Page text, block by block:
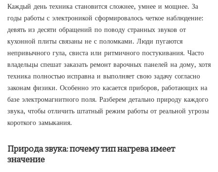
Каждый день техника становится сложнее, умнее и мощнее. За
годы работы с электроникой сформировалось четкое наблюдение:
девять из десяти обращений по поводу странных звуков от
кухонной плиты связаны не с поломками. Люди пугаются
непривычного гула, свиста или ритмичного постукивания. Часто
владельцы спешат заказать ремонт варочных панелей на дому, хотя
техника полностью исправна и выполняет свою задачу согласно
законам физики. Особенно это касается приборов, работающих на
базе электромагнитного поля. Разберем детально природу каждого
звука, чтобы отличить штатный режим работы от реальной угрозы
короткого замыкания.
Природа звука: почему тип нагрева имеет
значение